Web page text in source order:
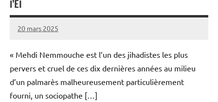
l’EI
20 mars 2025
Admins
« Mehdi Nemmouche est l’un des jihadistes les plus
pervers et cruel de ces dix dernières années au milieu
d’un palmarès malheureusement particulièrement
fourni, un sociopathe […]